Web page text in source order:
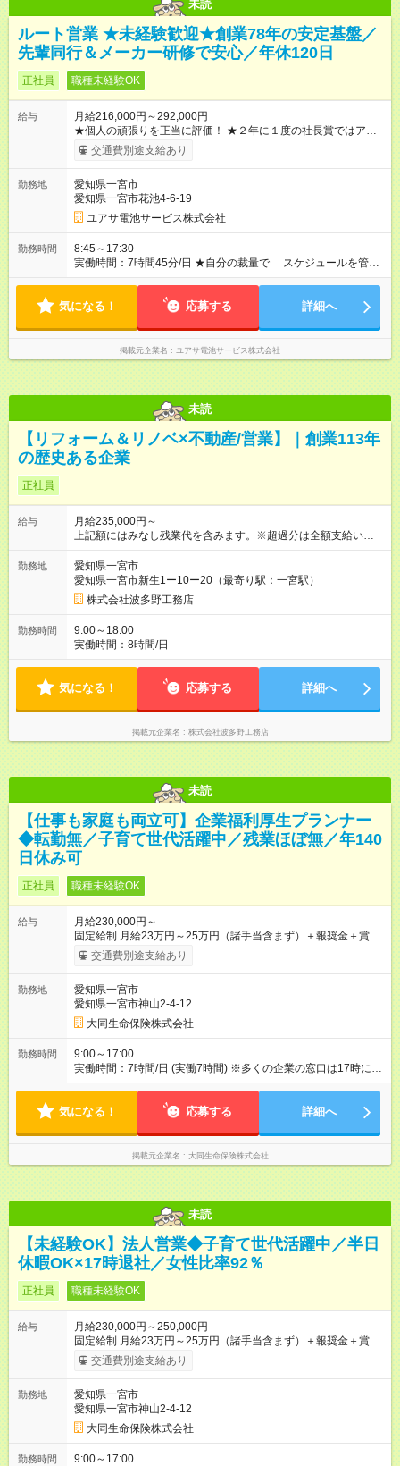
未読
ルート営業 ★未経験歓迎★創業78年の安定基盤／
先輩同行＆メーカー研修で安心／年休120日
正社員 職種未経験OK
給与
月給216,000円～292,000円
★個人の頑張りを正当に評価！ ★２年に１度の社長賞ではアメ
リカ（NY・ボストン・ワシントン）研修旅行も ★入社５年以上
で海外研修。過去にはロンドン・パリ、ハワイ、ラスベガスに
月 雇用形態、給与は本採用時と同じです。
交通費別途支給あり
勤務地
愛知県一宮市
愛知県一宮市花池4-6-19
ユアサ電池サービス株式会社
勤務時間
8:45～17:30
実働時間：7時間45分/日 ★自分の裁量で スケジュールを管
理！ 効率よく仕事を終え、 定時退社も可能です。
気になる！ 応募する 詳細へ
掲載元企業名 ユアサ電池サービス株式会社
未読
【リフォーム＆リノベ×不動産/営業】｜創業113年
の歴史ある企業
正社員
給与
月給235,000円～
上記額にはみなし残業代を含みます。※超過分は全額支給いたし
ます。 みなし残業代 35,000円／月 みなし残業時間 20時間／月
【試用期間】試用期間あり 試用期間の長さ：6ヶ月 雇用形態、
給与は本採用時と同じです。
勤務地
愛知県一宮市
愛知県一宮市新生1ー10ー20（最寄り駅：一宮駅）
株式会社波多野工務店
勤務時間
9:00～18:00
実働時間：8時間/日
気になる！ 応募する 詳細へ
掲載元企業名 株式会社波多野工務店
未読
【仕事も家庭も両立可】企業福利厚生プランナー
◆転勤無／子育て世代活躍中／残業ほぼ無／年140
日休み可
正社員 職種未経験OK
給与
月給230,000円～
固定給制 月給23万円～25万円（諸手当含まず）＋報奨金＋賞与
年2回 ※能力により異なる。 ★平均月収46万7000円（2024年度
実績） ※上記には賞与は含まれていません。 ◆入社前に行なわ
8000円です（※最低賃金以上を支給） 【試用期間】試用期間あ
り 試用期間の長さ：6ヶ月 雇用形態、給与は本採用時と同じで
す。
交通費別途支給あり
勤務地
愛知県一宮市
愛知県一宮市神山2-4-12
大同生命保険株式会社
勤務時間
9:00～17:00
実働時間：7時間/日 (実働7時間) ※多くの企業の窓口は17時に閉
まるため、夜遅くまでの営業はありません。定時に退社する社
施。勤務時間は10：00～17：00（休憩1時間）。資格獲得のた
気になる！ 応募する 詳細へ
掲載元企業名 大同生命保険株式会社
未読
【未経験OK】法人営業◆子育て世代活躍中／半日
休暇OK×17時退社／女性比率92％
正社員 職種未経験OK
給与
月給230,000円～250,000円
固定給制 月給23万円～25万円（諸手当含まず）＋報奨金＋賞与
年2回 ※能力により異なる。 ★平均月収46万7000円（2024年度
実績） ※上記には賞与は含まれていません。 ◆入社前に行なわ
8000円です（※最低賃金以上を支給） 【試用期間】試用期間あ
り 試用期間の長さ：6ヶ月 雇用形態、給与は本採用時と同じで
す。
交通費別途支給あり
勤務地
愛知県一宮市
愛知県一宮市神山2-4-12
大同生命保険株式会社
勤務時間
9:00～17:00